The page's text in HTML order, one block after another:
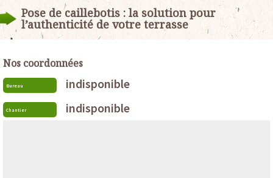
Pose de caillebotis : la solution pour
l’authenticité de votre terrasse
Nos coordonnées
Bureau indisponible
Chantier indisponible